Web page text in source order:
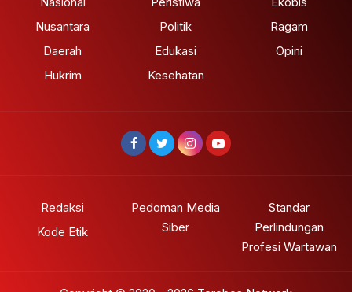
Nusantara
Daerah
Hukrim
Politik
Edukasi
Kesehatan
Ragam
Opini
Redaksi
Kode Etik
Pedoman Media
Siber
Standar
Perlindungan
Profesi Wartawan